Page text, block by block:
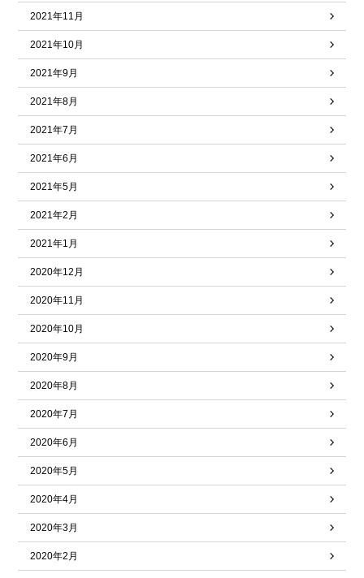
2021年11月
2021年10月
2021年9月
2021年8月
2021年7月
2021年6月
2021年5月
2021年2月
2021年1月
2020年12月
2020年11月
2020年10月
2020年9月
2020年8月
2020年7月
2020年6月
2020年5月
2020年4月
2020年3月
2020年2月